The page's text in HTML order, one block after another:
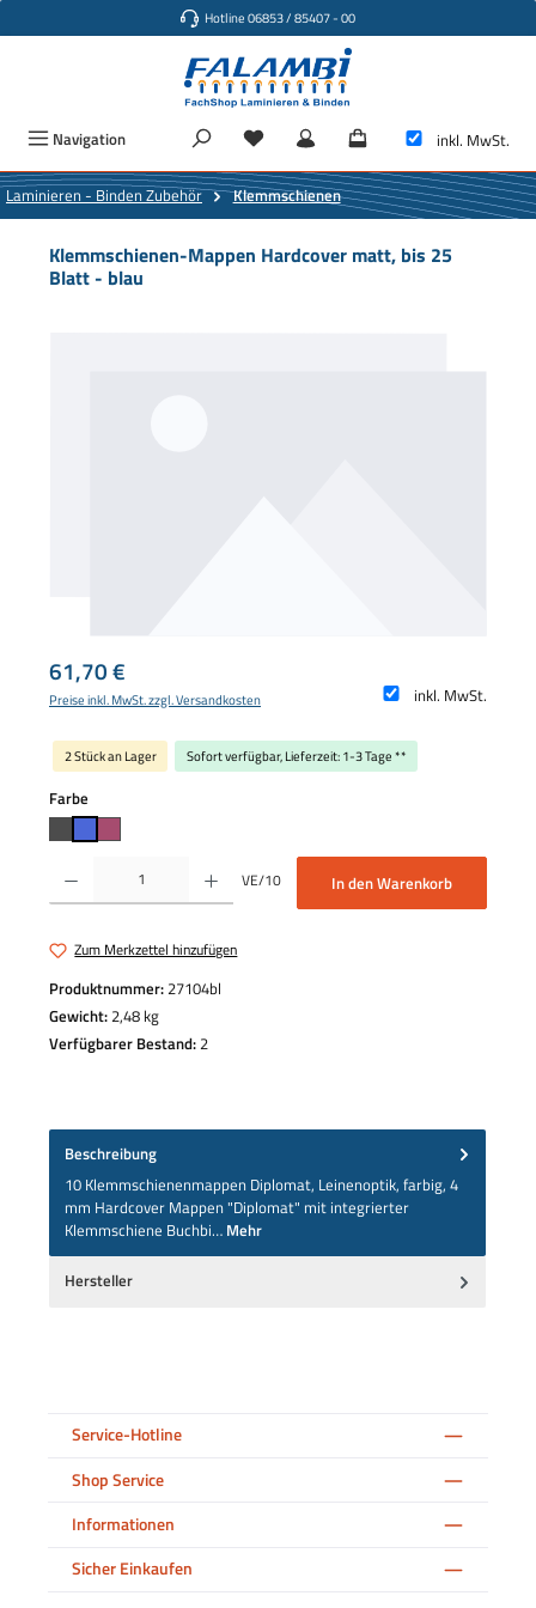
Hotline 06853 / 85407 - 00
Navigation inkl. MwSt.
Laminieren - Binden Zubehör Klemmschienen
Klemmschienen-Mappen Hardcover matt, bis 25
Blatt - blau
Regulärer Preis:
61,70 €
inkl. MwSt.
Preise inkl. MwSt. zzgl. Versandkosten
2 Stück an Lager Sofort verfügbar, Lieferzeit: 1-3 Tage **
Farbe
Produkt Anzahl: Gib den gewünschten Wert ein oder benutze die Schaltflächen um
VE/10 In den Warenkorb
Zum Merkzettel hinzufügen
Produktnummer:27104bl
Gewicht:2,48 kg
Verfügbarer Bestand:2
Beschreibung
10 Klemmschienenmappen Diplomat, Leinenoptik, farbig, 4
mm Hardcover Mappen "Diplomat" mit integrierter
Klemmschiene Buchbi… Mehr
Hersteller
Service-Hotline
Shop Service
Informationen
Sicher Einkaufen